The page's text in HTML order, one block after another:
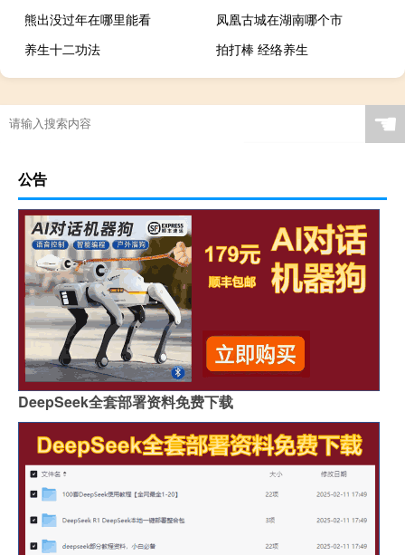
熊出没过年在哪里能看
凤凰古城在湖南哪个市
养生十二功法
拍打棒 经络养生
☚
公告
DeepSeek全套部署资料免费下载